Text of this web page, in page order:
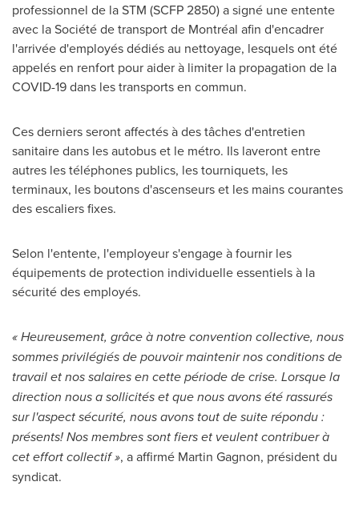
professionnel de la STM (SCFP 2850) a signé une entente
avec la Société de transport de Montréal afin d'encadrer
l'arrivée d'employés dédiés au nettoyage, lesquels ont été
appelés en renfort pour aider à limiter la propagation de la
COVID-19 dans les transports en commun.
Ces derniers seront affectés à des tâches d'entretien
sanitaire dans les autobus et le métro. Ils laveront entre
autres les téléphones publics, les tourniquets, les
terminaux, les boutons d'ascenseurs et les mains courantes
des escaliers fixes.
Selon l'entente, l'employeur s'engage à fournir les
équipements de protection individuelle essentiels à la
sécurité des employés.
« Heureusement, grâce à notre convention collective, nous
sommes privilégiés de pouvoir maintenir nos conditions de
travail et nos salaires en cette période de crise. Lorsque la
direction nous a sollicités et que nous avons été rassurés
sur l'aspect sécurité, nous avons tout de suite répondu :
présents! Nos membres sont fiers et veulent contribuer à
cet effort collectif », a affirmé Martin Gagnon, président du
syndicat.